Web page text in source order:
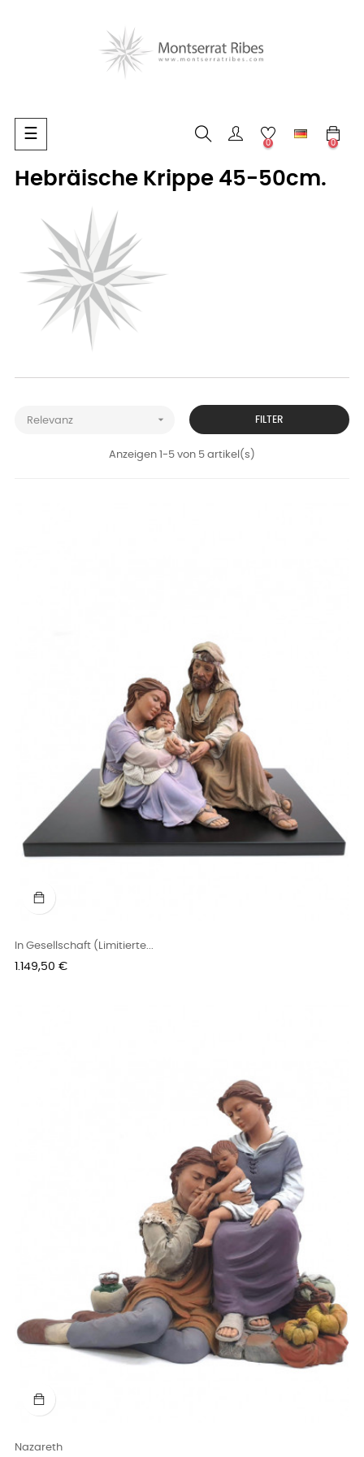
Umschalten
der
Navigation
☰
0 0
Hebräische Krippe 45-50cm.
Relevanz  FILTER
Anzeigen 1-5 von 5 artikel(s)
In Gesellschaft (Limitierte...
Preis
1.149,50 €
Nazareth